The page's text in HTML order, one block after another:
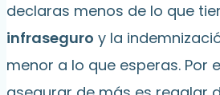
declaras menos de lo que
infraseguro y la
menor a lo que esperas. Por